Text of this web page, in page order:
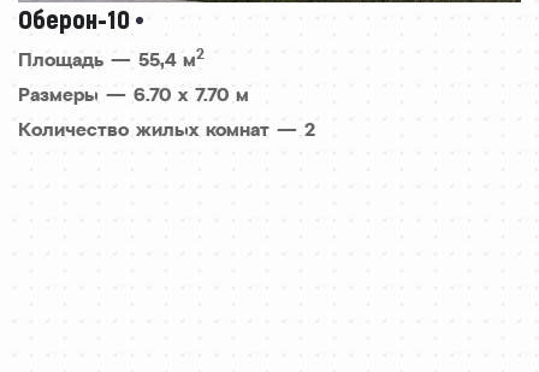
Оберон-10
Площадь — 55,4 м2
Размеры — 6.70 x 7.70 м
Количество жилых комнат — 2